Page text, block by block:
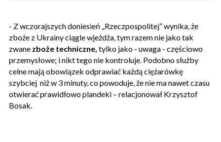
- Z wczorajszych doniesień „Rzeczpospolitej” wynika, że
zboże z Ukrainy ciągle wjeżdża, tym razem nie jako tak
zwane zboże techniczne, tylko jako - uwaga - częściowo
przemysłowe; i nikt tego nie kontroluje. Podobno służby
celne mają obowiązek odprawiać każdą ciężarówkę
szybciej niż w 3 minuty, co powoduje, że nie ma nawet czasu
otwierać prawidłowo plandeki – relacjonował Krzysztof
Bosak.